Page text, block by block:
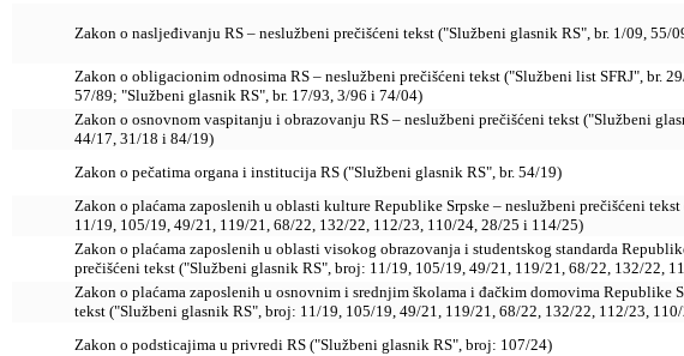
Zakon o nasljeđivanju RS – neslužbeni prečišćeni tekst ("Službeni glasnik RS", br. 1/09, 55/
Zakon o obligacionim odnosima RS – neslužbeni prečišćeni tekst ("Službeni list SFRJ", br.
57/89; "Službeni glasnik RS", br. 17/93, 3/96 i 74/04)
Zakon o osnovnom vaspitanju i obrazovanju RS – neslužbeni prečišćeni tekst ("Službeni
44/17, 31/18 i 84/19)
Zakon o pečatima organa i institucija RS ("Službeni glasnik RS", br. 54/19)
Zakon o plaćama zaposlenih u oblasti kulture Republike Srpske – neslužbeni prečišćeni
11/19, 105/19, 49/21, 119/21, 68/22, 132/22, 112/23, 110/24, 28/25 i 114/25)
Zakon o plaćama zaposlenih u oblasti visokog obrazovanja i studentskog standarda
prečišćeni tekst ("Službeni glasnik RS", broj: 11/19, 105/19, 49/21, 119/21, 68/22, 132/22,
Zakon o plaćama zaposlenih u osnovnim i srednjim školama i đačkim domovima Republike
tekst ("Službeni glasnik RS", broj: 11/19, 105/19, 49/21, 119/21, 68/22, 132/22, 112/23,
Zakon o podsticajima u privredi RS ("Službeni glasnik RS", broj: 107/24)